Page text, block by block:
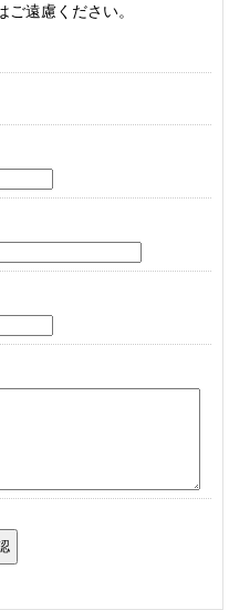
遠慮ください。